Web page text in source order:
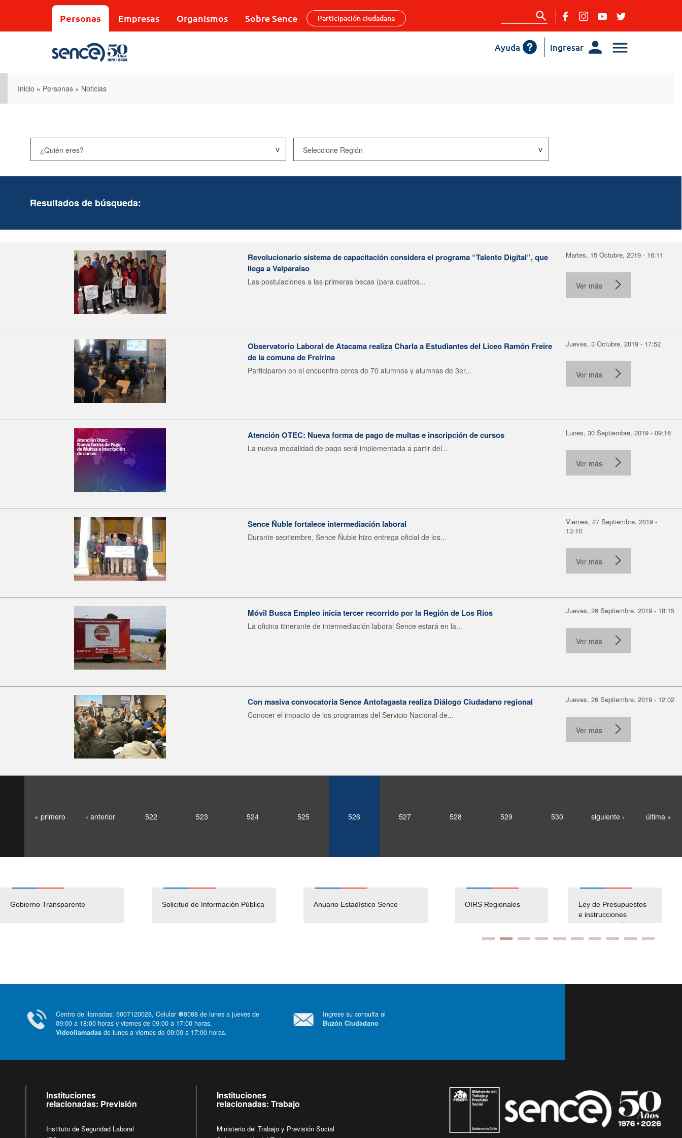
Personas Empresas Organismos Sobre Sence Participación ciudadana
Ingresar
Ayuda
Inicio » Personas » Noticias
Resultados de búsqueda:
Revolucionario sistema de capacitación considera el programa “Talento Digital”, que
llega a Valparaíso
Las postulaciones a las primeras becas (para cuatros...
Martes, 15 Octubre, 2019 - 16:11
Ver más
Observatorio Laboral de Atacama realiza Charla a Estudiantes del Liceo Ramón Freire
de la comuna de Freirina
Participaron en el encuentro cerca de 70 alumnos y alumnas de 3er...
Jueves, 3 Octubre, 2019 - 17:52
Ver más
Atención OTEC: Nueva forma de pago de multas e inscripción de cursos
La nueva modalidad de pago será implementada a partir del...
Lunes, 30 Septiembre, 2019 - 09:16
Ver más
Sence Ñuble fortalece intermediación laboral
Durante septiembre, Sence Ñuble hizo entrega oficial de los...
Viernes, 27 Septiembre, 2019 -
13:10
Ver más
Móvil Busca Empleo inicia tercer recorrido por la Región de Los Ríos
La oficina itinerante de intermediación laboral Sence estará en la...
Jueves, 26 Septiembre, 2019 - 18:15
Ver más
Con masiva convocatoria Sence Antofagasta realiza Diálogo Ciudadano regional
Conocer el impacto de los programas del Servicio Nacional de...
Jueves, 26 Septiembre, 2019 - 12:02
Ver más
« primero ‹ anterior 522 523 524 525 526 527 528 529 530 siguiente › última »
Gobierno Transparente Solicitud de Información Pública Anuario Estadístico Sence
Pago Proveedores
Empleos Públicos
Solicitud Audiencias y
OIRS Regionales
Ley de Presupuestos
e instrucciones
presuspuetarias
Centro de llamadas: 6007120028, Celular ✽8088 de lunes a jueves de
09:00 a 18:00 horas y viernes de 09:00 a 17:00 horas.
Videollamadas de lunes a viernes de 09:00 a 17:00 horas.
Ingrese su consulta al
Buzón Ciudadano
Instituciones
relacionadas: Previsión
Instituto de Seguridad Laboral
Instituciones
relacionadas: Trabajo
Ministerio del Trabajo y Previsión Social